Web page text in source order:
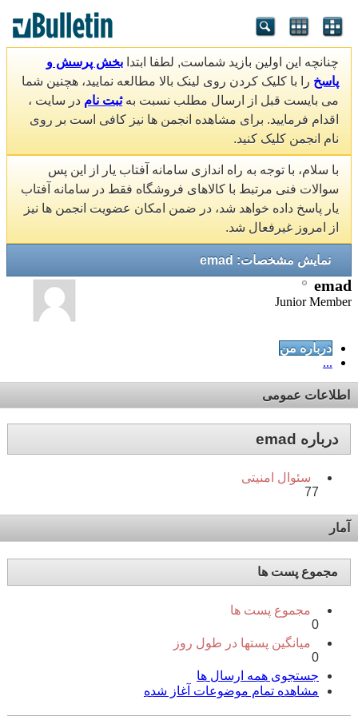
چنانچه این اولین بازید شماست, لطفا ابتدا بخش پرسش و
پاسخ را با کلیک کردن روی لینک بالا مطالعه نمایید، هچنین شما
می بایست قبل از ارسال مطلب نسبت بهثبت نام در سایت ،
اقدام فرمایید. برای مشاهده انجمن ها نیز کافی است بر روی
نام انجمن کلیک کنید.
با سلام، با توجه به راه اندازی سامانه آفتاب یار از این پس
سوالات فنی مرتبط با کالاهای فروشگاه فقط در سامانه آفتاب
یار پاسخ داده خواهد شد، در ضمن امکان عضویت انجمن ها نیز
از امروز غیرفعال شد.
نمایش مشخصات: emad
emad
Junior Member
درباره من
...
اطلاعات عمومی
درباره emad
سئوال امنیتی
77
آمار
مجموع پست ها
مجموع پست ها
0
میانگین پستها در طول روز
0
جستجوی همه ارسال ها
مشاهده تمام موضوعات آغاز شده